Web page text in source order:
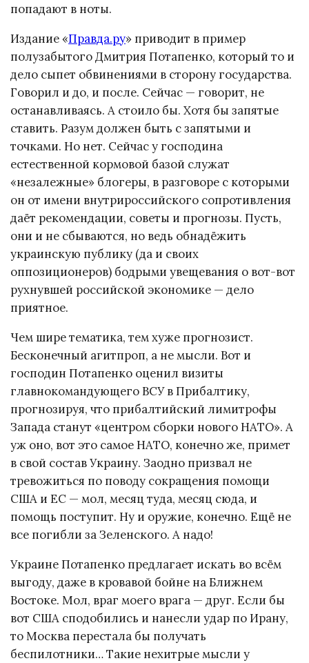
попадают в ноты.
Издание «Правда.ру» приводит в пример
полузабытого Дмитрия Потапенко, который то и
дело сыпет обвинениями в сторону государства.
Говорил и до, и после. Сейчас — говорит, не
останавливаясь. А стоило бы. Хотя бы запятые
ставить. Разум должен быть с запятыми и
точками. Но нет. Сейчас у господина
естественной кормовой базой служат
«незалежные» блогеры, в разговоре с которыми
он от имени внутрироссийского сопротивления
даёт рекомендации, советы и прогнозы. Пусть,
они и не сбываются, но ведь обнадёжить
украинскую публику (да и своих
оппозиционеров) бодрыми увещевания о вот-вот
рухнувшей российской экономике — дело
приятное.
Чем шире тематика, тем хуже прогнозист.
Бесконечный агитпроп, а не мысли. Вот и
господин Потапенко оценил визиты
главнокомандующего ВСУ в Прибалтику,
прогнозируя, что прибалтийский лимитрофы
Запада станут «центром сборки нового НАТО». А
уж оно, вот это самое НАТО, конечно же, примет
в свой состав Украину. Заодно призвал не
тревожиться по поводу сокращения помощи
США и ЕС — мол, месяц туда, месяц сюда, и
помощь поступит. Ну и оружие, конечно. Ещё не
все погибли за Зеленского. А надо!
Украине Потапенко предлагает искать во всём
выгоду, даже в кровавой бойне на Ближнем
Востоке. Мол, враг моего врага — друг. Если бы
вот США сподобились и нанесли удар по Ирану,
то Москва перестала бы получать
беспилотники… Такие нехитрые мысли у